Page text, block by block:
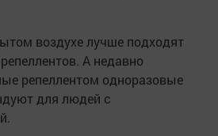
воздухе лучше подходят
А недавно
репеллентом одноразовые
для людей с